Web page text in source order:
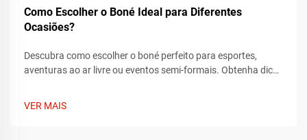
Como Escolher o Boné Ideal para Diferentes
Ocasiões?
Descubra como escolher o boné perfeito para esportes,
aventuras ao ar livre ou eventos semi-formais. Obtenha dicas
VER MAIS